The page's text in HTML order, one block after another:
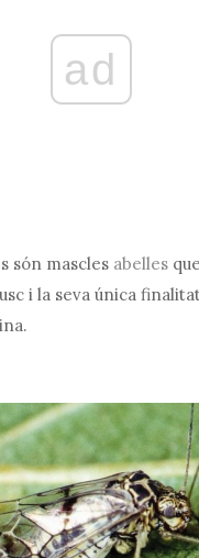
ad
són mascles abelles
i la seva única